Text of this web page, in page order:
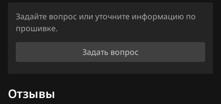
Honda
Hongqi
Howo
Hyundai
Задайте вопрос или уточните информацию по
прошивке.
Задать вопрос
Отзывы